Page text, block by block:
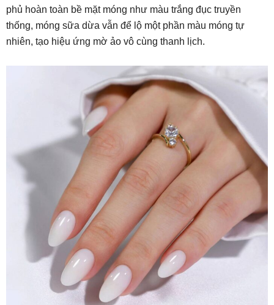
phủ hoàn toàn bề mặt móng như màu trắng đục truyền
thống, móng sữa dừa vẫn để lộ một phần màu móng tự
nhiên, tạo hiệu ứng mờ ảo vô cùng thanh lịch.